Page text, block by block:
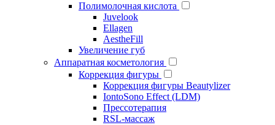
Полимолочная кислота
Juvelook
Ellagen
AestheFill
Увеличение губ
Аппаратная косметология
Коррекция фигуры
Коррекция фигуры Beautylizer
IontoSono Effect (LDM)
Прессотерапия
RSL-массаж